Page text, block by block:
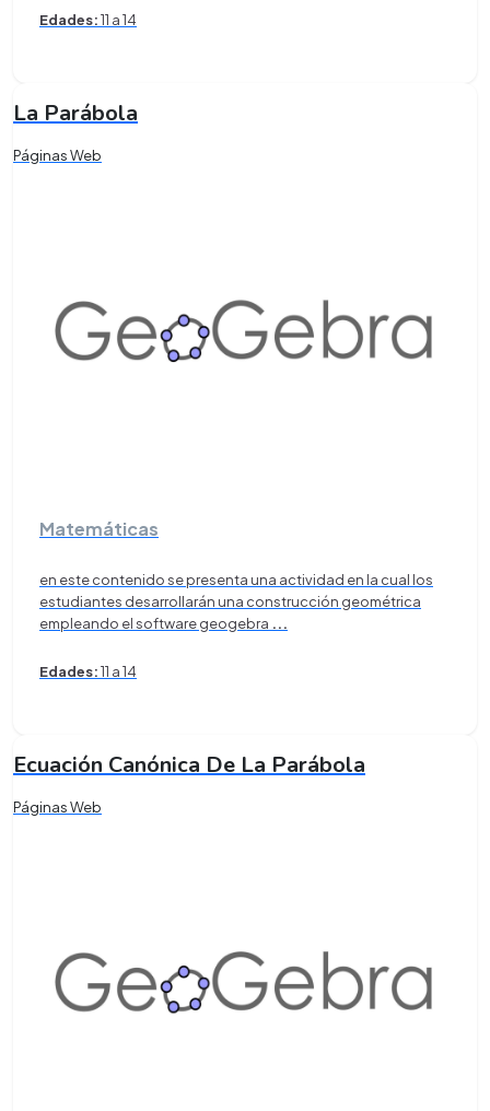
Edades:11 a 14
La Parábola
Páginas Web
Matemáticas
en este contenido se presenta una actividad en la cual los
estudiantes desarrollarán una construcción geométrica
empleando el software geogebra ...
Edades:11 a 14
Ecuación Canónica De La Parábola
Páginas Web